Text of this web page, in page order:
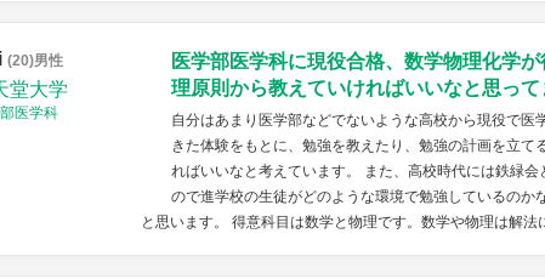
(20)男性
堂大学
医学科
医学部医学科に現役合格、数学物理化学
理原則から教えていければいいなと思って
自分はあまり医学部などでないような高校から現役で医
きた体験をもとに、勉強を教えたり、勉強の計画を立て
ればいいなと考えています。 また、高校時代には鉄緑会
ので進学校の生徒がどのような環境で勉強しているのか
と思います。 得意科目は数学と物理です。数学や物理は解法